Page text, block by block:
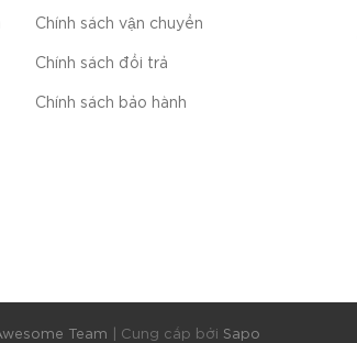
Chính sách vận chuyển
Chính sách đổi trả
Chính sách bảo hành
Team Cung cấp bởi Sapo